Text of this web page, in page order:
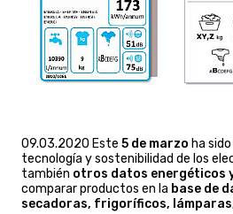
09.03.2020 Este 5 de marzo ha
tecnología y sostenibilidad de los
también otros datos energéticos
comparar productos en la base de
secadoras, frigoríficos,